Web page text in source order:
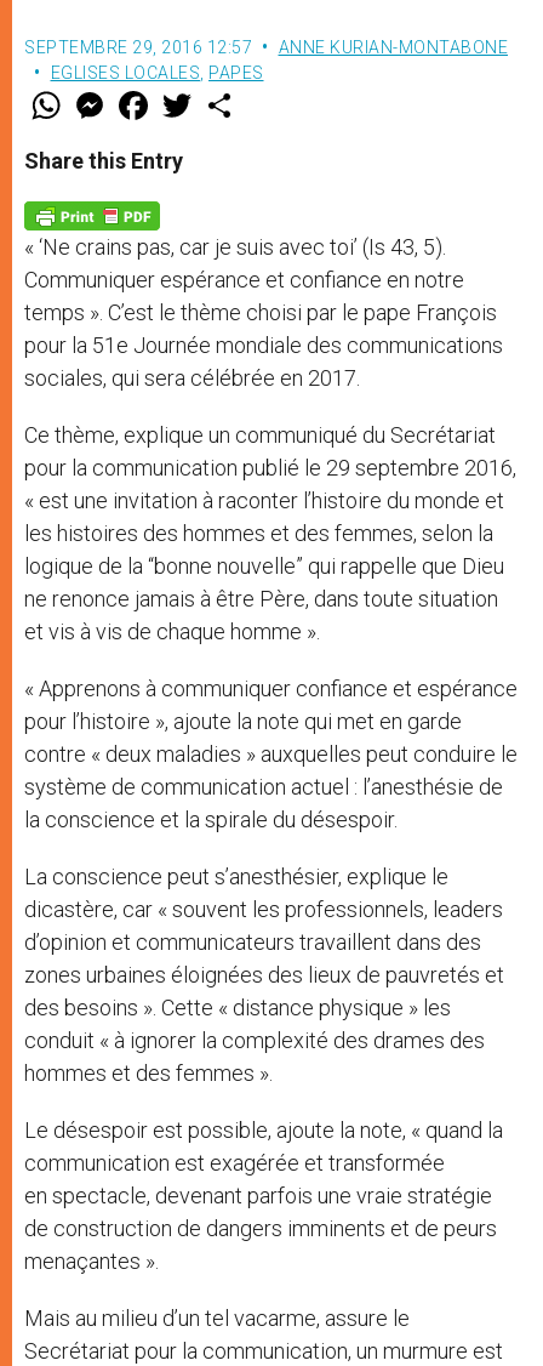
SEPTEMBRE 29, 2016 12:57
ANNE KURIAN-MONTABONE
EGLISES LOCALES, PAPES
W
t
s
p
p
M
e
s
e
g
e
r
F
a
e
b
o
k
w
Share this Entry
« ‘Ne crains pas, car je suis avec toi’ (Is 43, 5).
Communiquer espérance et confiance en notre
temps ». C’est le thème choisi par le pape François
pour la 51e Journée mondiale des communications
sociales, qui sera célébrée en 2017.
Ce thème, explique un communiqué du Secrétariat
pour la communication publié le 29 septembre 2016,
« est une invitation à raconter l’histoire du monde et
les histoires des hommes et des femmes, selon la
logique de la “bonne nouvelle” qui rappelle que Dieu
ne renonce jamais à être Père, dans toute situation
et vis à vis de chaque homme ».
« Apprenons à communiquer confiance et espérance
pour l’histoire », ajoute la note qui met en garde
contre « deux maladies » auxquelles peut conduire le
système de communication actuel : l’anesthésie de
la conscience et la spirale du désespoir.
La conscience peut s’anesthésier, explique le
dicastère, car « souvent les professionnels, leaders
d’opinion et communicateurs travaillent dans des
zones urbaines éloignées des lieux de pauvretés et
des besoins ». Cette « distance physique » les
conduit « à ignorer la complexité des drames des
hommes et des femmes ».
Le désespoir est possible, ajoute la note, « quand la
communication est exagérée et transformée
en spectacle, devenant parfois une vraie stratégie
de construction de dangers imminents et de peurs
menaçantes ».
Mais au milieu d’un tel vacarme, assure le
Secrétariat pour la communication, un murmure est